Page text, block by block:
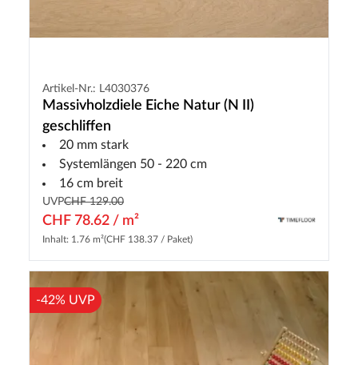
Artikel-Nr.: L4030376
Massivholzdiele Eiche Natur (N II)
geschliffen
20 mm stark
Systemlängen 50 - 220 cm
16 cm breit
UVPCHF 129.00
CHF 78.62 / m²
Inhalt: 1.76 m²(CHF 138.37 / Paket)
-42% UVP